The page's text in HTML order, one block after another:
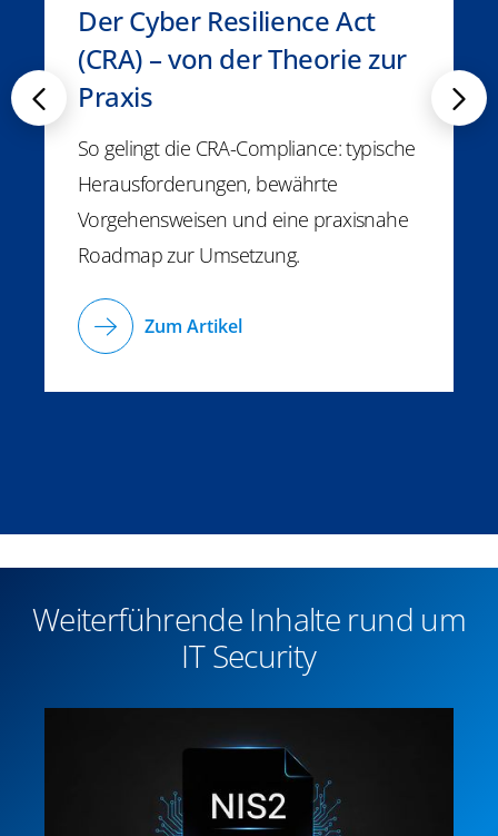
Der Cyber Resilience Act
(CRA) – von der Theorie zur
Praxis
So gelingt die CRA-Compliance: typische
Herausforderungen, bewährte
Vorgehensweisen und eine praxisnahe
Roadmap zur Umsetzung.
Zum Artikel
Weiterführende Inhalte rund um
IT Security